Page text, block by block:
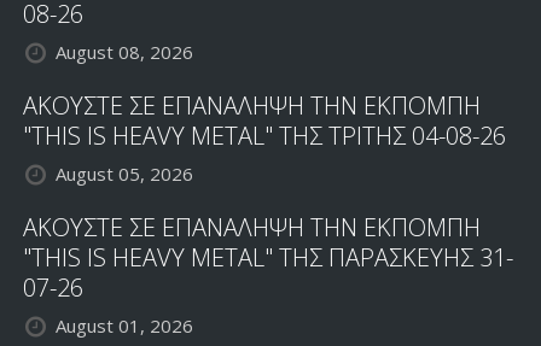
08-26
August 08, 2026
ΑΚΟΥΣΤΕ ΣΕ ΕΠΑΝΑΛΗΨΗ ΤΗΝ ΕΚΠΟΜΠΗ
"THIS IS HEAVY METAL" ΤΗΣ ΤΡΙΤΗΣ 04-08-26
August 05, 2026
ΑΚΟΥΣΤΕ ΣΕ ΕΠΑΝΑΛΗΨΗ ΤΗΝ ΕΚΠΟΜΠΗ
"THIS IS HEAVY METAL" ΤΗΣ ΠΑΡΑΣΚΕΥΗΣ 31-
07-26
August 01, 2026